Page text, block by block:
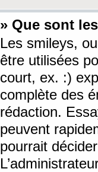
» Que sont
Les smileys,
être utilisées
court, ex. :)
complète des
rédaction.
peuvent
pourrait